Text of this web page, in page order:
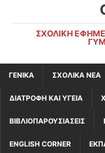
ΣΧΟΛΙΚΉ
ΓΕΝΙΚΆ ΣΧΟΛΙΚΑ ΝΕΑ
ΔΙΑΤΡΟΦΗ ΚΑΙ ΥΓΕΙΑ
ΒΙΒΛΙΟΠΑΡΟΥΣΙΑΣΕΙΣ
ENGLISH CORNER